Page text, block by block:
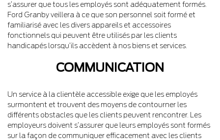
s’assurer que tous les employés sont adéquatement formés.
Ford Granby veillera à ce que son personnel soit formé et
familiarisé avec les divers appareils et accessoires
fonctionnels qui peuvent être utilisés par les clients
handicapés lorsqu’ils accèdent à nos biens et services.
COMMUNICATION
Un service à la clientèle accessible exige que les employés
surmontent et trouvent des moyens de contourner les
différents obstacles que les clients peuvent rencontrer. Les
employeurs doivent s’assurer que leurs employés sont formés
sur la façon de communiquer efficacement avec les clients